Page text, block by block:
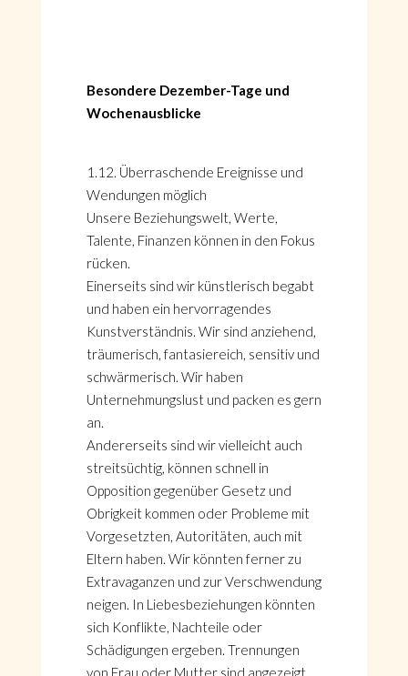
Besondere Dezember-Tage und
Wochenausblicke
1.12. Überraschende Ereignisse und
Wendungen möglich
Unsere Beziehungswelt, Werte,
Talente, Finanzen können in den Fokus
rücken.
Einerseits sind wir künstlerisch begabt
und haben ein hervorragendes
Kunstverständnis. Wir sind anziehend,
träumerisch, fantasiereich, sensitiv und
schwärmerisch. Wir haben
Unternehmungslust und packen es gern
an.
Andererseits sind wir vielleicht auch
streitsüchtig, können schnell in
Opposition gegenüber Gesetz und
Obrigkeit kommen oder Probleme mit
Vorgesetzten, Autoritäten, auch mit
Eltern haben. Wir könnten ferner zu
Extravaganzen und zur Verschwendung
neigen. In Liebesbeziehungen könnten
sich Konflikte, Nachteile oder
Schädigungen ergeben. Trennungen
von Frau oder Mutter sind angezeigt.